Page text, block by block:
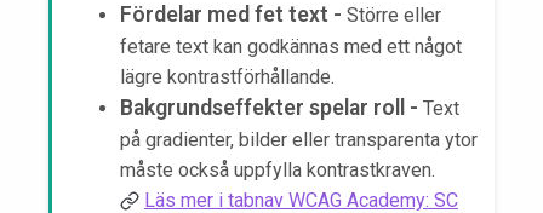
Fördelar med fet text - Större eller
fetare text kan godkännas med ett något
lägre kontrastförhållande.
Bakgrundseffekter spelar roll - Text
på gradienter, bilder eller transparenta ytor
måste också uppfylla kontrastkraven.
Läs mer i tabnav WCAG Academy: SC